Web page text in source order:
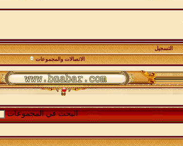
التسجيل
الاتصالات والمجموعات
البحث في المجموعات